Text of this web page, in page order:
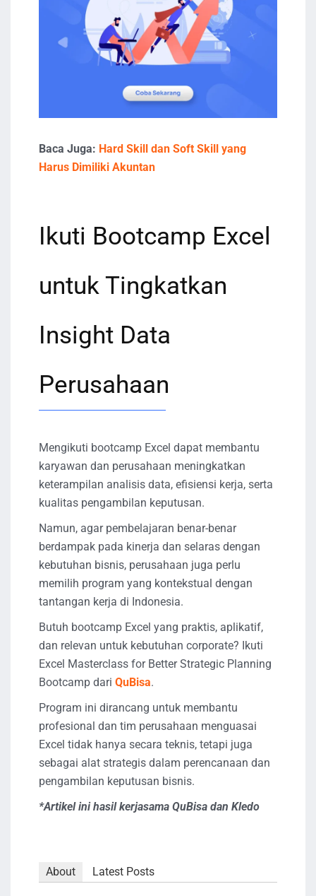
Baca Juga: Hard Skill dan Soft Skill yang
Harus Dimiliki Akuntan
Ikuti Bootcamp Excel
untuk Tingkatkan
Insight Data
Perusahaan
Mengikuti bootcamp Excel dapat membantu
karyawan dan perusahaan meningkatkan
keterampilan analisis data, efisiensi kerja, serta
kualitas pengambilan keputusan.
Namun, agar pembelajaran benar-benar
berdampak pada kinerja dan selaras dengan
kebutuhan bisnis, perusahaan juga perlu
memilih program yang kontekstual dengan
tantangan kerja di Indonesia.
Butuh bootcamp Excel yang praktis, aplikatif,
dan relevan untuk kebutuhan corporate? Ikuti
Excel Masterclass for Better Strategic Planning
Bootcamp dari QuBisa.
Program ini dirancang untuk membantu
profesional dan tim perusahaan menguasai
Excel tidak hanya secara teknis, tetapi juga
sebagai alat strategis dalam perencanaan dan
pengambilan keputusan bisnis.
*Artikel ini hasil kerjasama QuBisa dan Kledo
About Latest Posts